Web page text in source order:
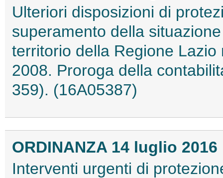
Ulteriori disposizioni di
superamento della
territorio della Regione
2008. Proroga della
359). (16A05387)
ORDINANZA 14 luglio 2016
Interventi urgenti di